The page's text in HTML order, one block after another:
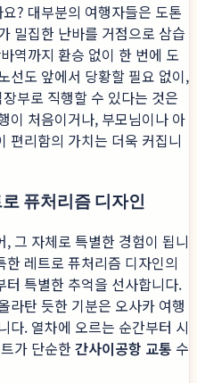
? 대부분의 여행자들은 도톤
밀집한 난바를 거점으로 삼습
역까지 환승 없이 한 번에 도
선도 앞에서 당황할 필요 없이,
부로 직행할 수 있다는 것은
이 처음이거나, 부모님이나 아
편리함의 가치는 더욱 커집니
퓨처리즘 디자인
그 자체로 특별한 경험이 됩니
레트로 퓨처리즘 디자인의
특별한 추억을 선사합니다.
라탄 듯한 기분은 오사카 여행
다. 열차에 오르는 순간부터 시
가 단순한간사이공항 교통 수